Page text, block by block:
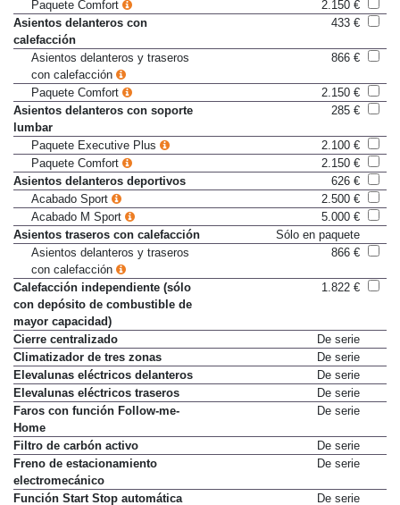
Paquete Comfort
2.150 €
Asientos delanteros con
calefacción
Asientos delanteros y traseros
con calefacción
Paquete Comfort
2.150 €
Asientos delanteros con soporte
lumbar
Paquete Executive Plus
2.100 €
Paquete Comfort
2.150 €
Asientos delanteros deportivos
626 €
Acabado Sport
2.500 €
Acabado M Sport
5.000 €
Asientos traseros con calefacción
Sólo en paquete
Asientos delanteros y traseros
con calefacción
Calefacción independiente (sólo
con depósito de combustible de
mayor capacidad)
Cierre centralizado
De serie
Climatizador de tres zonas
De serie
Elevalunas eléctricos delanteros
De serie
Elevalunas eléctricos traseros
De serie
Faros con función Follow-me-
Home
Filtro de carbón activo
De serie
Freno de estacionamiento
electromecánico